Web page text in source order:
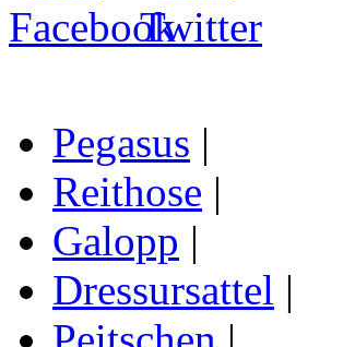
Pegasus |
Reithose |
Galopp |
Dressursattel |